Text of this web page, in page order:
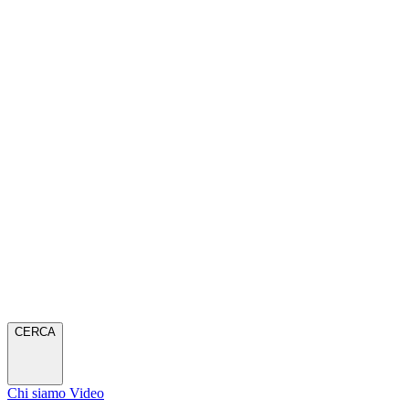
CERCA
Chi siamo Video